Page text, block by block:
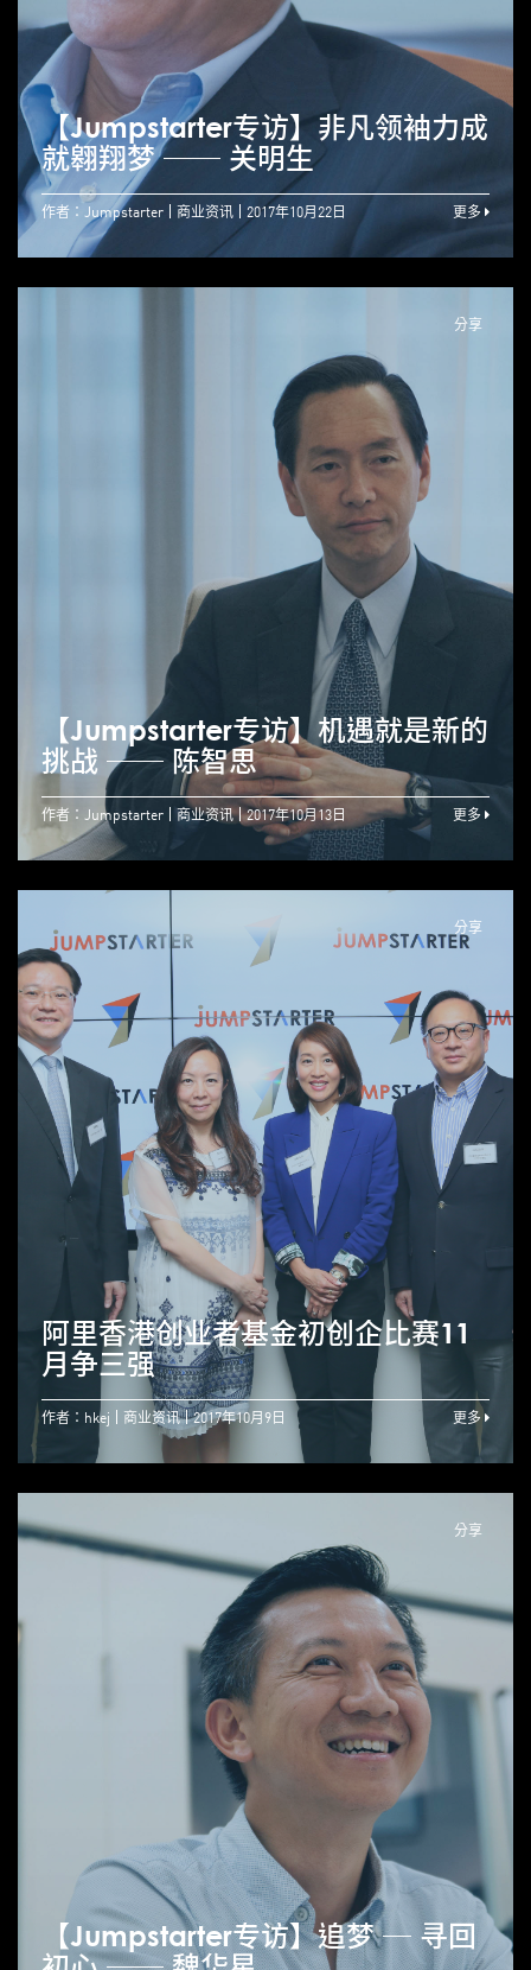
【Jumpstarter专访】非凡领袖力成
就翱翔梦 ── 关明生
作者：Jumpstarter 商业资讯 2017年10月22日 更多
分享
【Jumpstarter专访】机遇就是新的
挑战 ── 陈智思
作者：Jumpstarter 商业资讯 2017年10月13日 更多
分享
阿里香港创业者基金初创企比赛11
月争三强
作者：hkej 商业资讯 2017年10月9日 更多
分享
【Jumpstarter专访】追梦 ─ 寻回